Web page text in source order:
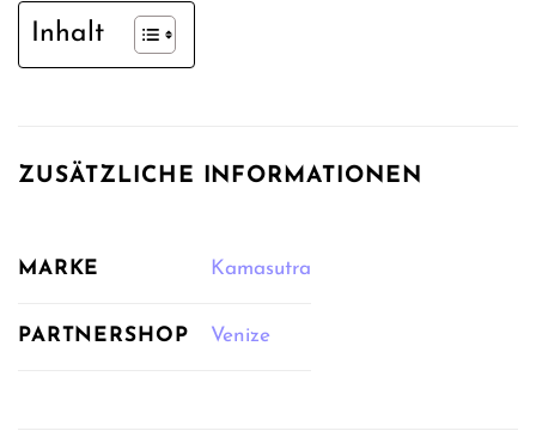
Inhalt
ZUSÄTZLICHE INFORMATIONEN
MARKE Kamasutra
PARTNERSHOP Venize